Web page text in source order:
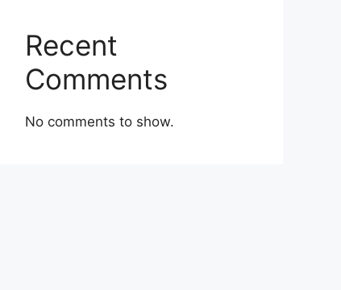
Recent
Comments
No comments to show.